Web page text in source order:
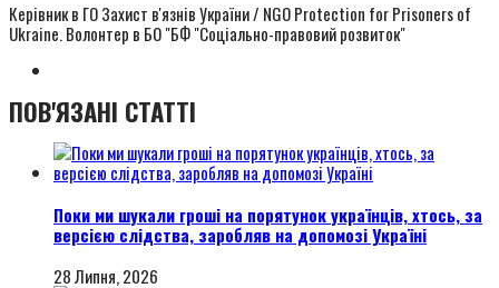
Керівник в ГО Захист в'язнів України / NGO Protection for Prisoners of
Ukraine. Волонтер в БО "БФ "Соціально-правовий розвиток"
ПОВ'ЯЗАНІ СТАТТІ
Поки ми шукали гроші на порятунок українців, хтось, за
версією слідства, заробляв на допомозі Україні
28 Липня, 2026